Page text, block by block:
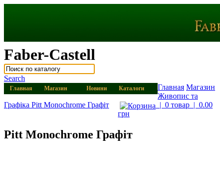
Faber-Castell
Search
Главная Магазин Новини Каталоги Главная Магазин
Живопис та
Графіка Pitt Monochrome Графіт | 0 товар | 0.00
грн
Pitt Monochrome Графіт